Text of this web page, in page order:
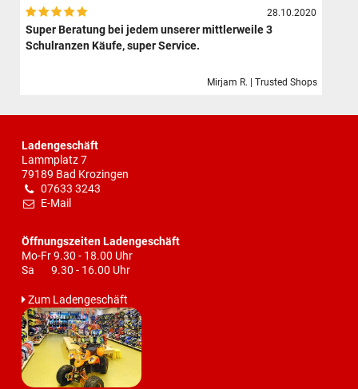
28.10.2020
Super Beratung bei jedem unserer mittlerweile 3
Schulranzen Käufe, super Service.
Mirjam R. | Trusted Shops
Ladengeschäft
Lammplatz 7
79189 Bad Krozingen
07633 3243
E-Mail
Öffnungszeiten Ladengeschäft
Mo-Fr 9.30 - 18.00 Uhr
Sa 9.30 - 16.00 Uhr
Zum Ladengeschäft